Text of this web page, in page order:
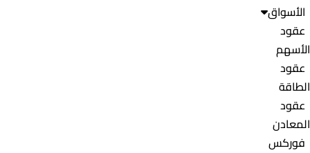
الأسواق
عقود
الأسهم
عقود
الطاقة
عقود
المعادن
فوركس